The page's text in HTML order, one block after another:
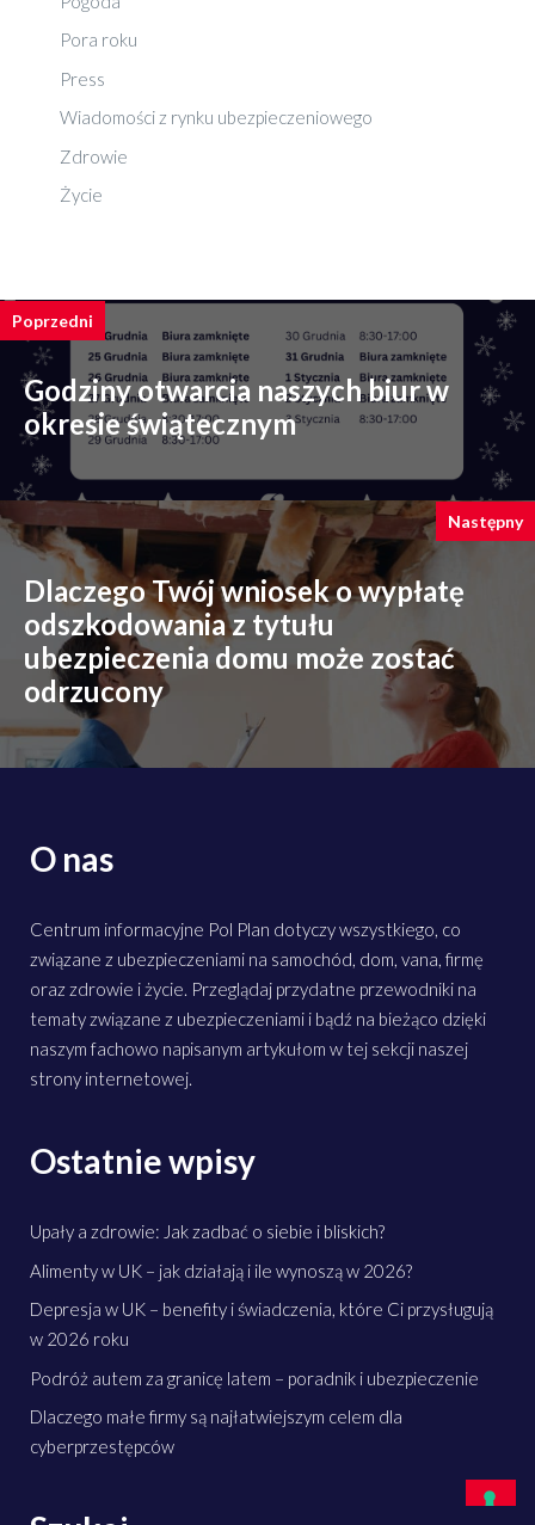
Pora roku
Press
Wiadomości z rynku ubezpieczeniowego
Zdrowie
Życie
Poprzedni
Godziny otwarcia naszych biur w
okresie świątecznym
Następny
Dlaczego Twój wniosek o wypłatę
odszkodowania z tytułu
ubezpieczenia domu może zostać
odrzucony
O nas
Centrum informacyjne Pol Plan dotyczy wszystkiego, co
związane z ubezpieczeniami na samochód, dom, vana, firmę
oraz zdrowie i życie. Przeglądaj przydatne przewodniki na
tematy związane z ubezpieczeniami i bądź na bieżąco dzięki
naszym fachowo napisanym artykułom w tej sekcji naszej
strony internetowej.
Ostatnie wpisy
Upały a zdrowie: Jak zadbać o siebie i bliskich?
Alimenty w UK – jak działają i ile wynoszą w 2026?
Depresja w UK – benefity i świadczenia, które Ci przysługują
w 2026 roku
Podróż autem za granicę latem – poradnik i ubezpieczenie
Dlaczego małe firmy są najłatwiejszym celem dla
cyberprzestępców